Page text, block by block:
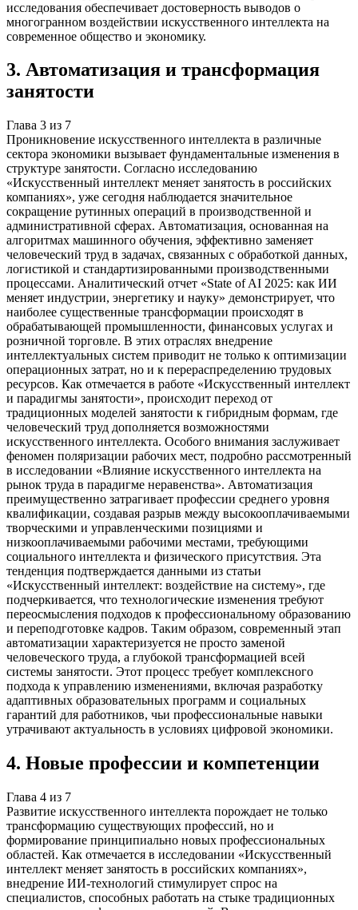
исследования обеспечивает достоверность выводов о
многогранном воздействии искусственного интеллекта на
современное общество и экономику.
3. Автоматизация и трансформация
занятости
Глава 3 из 7
Проникновение искусственного интеллекта в различные
сектора экономики вызывает фундаментальные изменения в
структуре занятости. Согласно исследованию
«Искусственный интеллект меняет занятость в российских
компаниях», уже сегодня наблюдается значительное
сокращение рутинных операций в производственной и
административной сферах. Автоматизация, основанная на
алгоритмах машинного обучения, эффективно заменяет
человеческий труд в задачах, связанных с обработкой данных,
логистикой и стандартизированными производственными
процессами. Аналитический отчет «State of AI 2025: как ИИ
меняет индустрии, энергетику и науку» демонстрирует, что
наиболее существенные трансформации происходят в
обрабатывающей промышленности, финансовых услугах и
розничной торговле. В этих отраслях внедрение
интеллектуальных систем приводит не только к оптимизации
операционных затрат, но и к перераспределению трудовых
ресурсов. Как отмечается в работе «Искусственный интеллект
и парадигмы занятости», происходит переход от
традиционных моделей занятости к гибридным формам, где
человеческий труд дополняется возможностями
искусственного интеллекта. Особого внимания заслуживает
феномен поляризации рабочих мест, подробно рассмотренный
в исследовании «Влияние искусственного интеллекта на
рынок труда в парадигме неравенства». Автоматизация
преимущественно затрагивает профессии среднего уровня
квалификации, создавая разрыв между высокооплачиваемыми
творческими и управленческими позициями и
низкооплачиваемыми рабочими местами, требующими
социального интеллекта и физического присутствия. Эта
тенденция подтверждается данными из статьи
«Искусственный интеллект: воздействие на систему», где
подчеркивается, что технологические изменения требуют
переосмысления подходов к профессиональному образованию
и переподготовке кадров. Таким образом, современный этап
автоматизации характеризуется не просто заменой
человеческого труда, а глубокой трансформацией всей
системы занятости. Этот процесс требует комплексного
подхода к управлению изменениями, включая разработку
адаптивных образовательных программ и социальных
гарантий для работников, чьи профессиональные навыки
утрачивают актуальность в условиях цифровой экономики.
4. Новые профессии и компетенции
Глава 4 из 7
Развитие искусственного интеллекта порождает не только
трансформацию существующих профессий, но и
формирование принципиально новых профессиональных
областей. Как отмечается в исследовании «Искусственный
интеллект меняет занятость в российских компаниях»,
внедрение ИИ-технологий стимулирует спрос на
специалистов, способных работать на стыке традиционных